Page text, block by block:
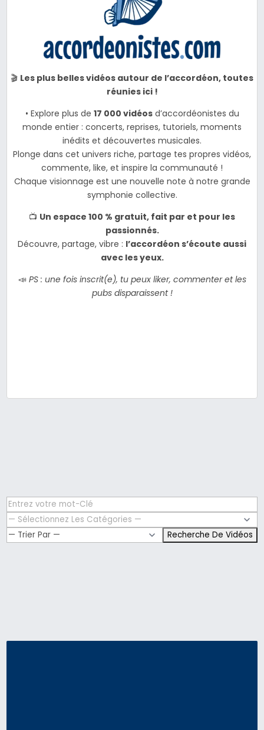
🎬 Les plus belles vidéos autour de l’accordéon, toutes
réunies ici !
• Explore plus de 17 000 vidéosd’accordéonistes du
monde entier : concerts, reprises, tutoriels, moments
inédits et découvertes musicales.
Plonge dans cet univers riche, partage tes propres vidéos,
commente, like, et inspire la communauté !
Chaque visionnage est une nouvelle note à notre grande
symphonie collective.
📺 Un espace 100 % gratuit, fait par et pour les
passionnés.
Découvre, partage, vibre : l’accordéon s’écoute aussi
avec les yeux.
📣 PS : une fois inscrit(e), tu peux liker, commenter et les
pubs disparaissent !